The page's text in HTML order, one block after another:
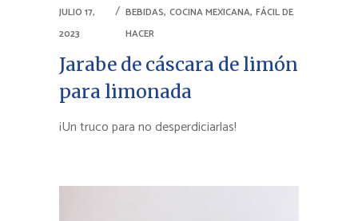
JULIO 17,
2023
BEBIDAS, COCINA MEXICANA, FÁCIL DE
HACER
Jarabe de cáscara de limón
para limonada
¡Un truco para no desperdiciarlas!